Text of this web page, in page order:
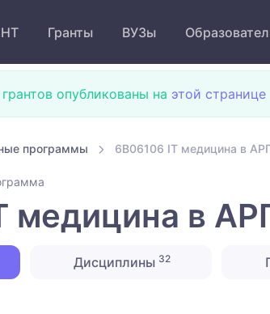
Гранты ВУЗы
опубликованы на этой странице
программы 6B06106 IT медицина в
медицина в
Дисциплины 32